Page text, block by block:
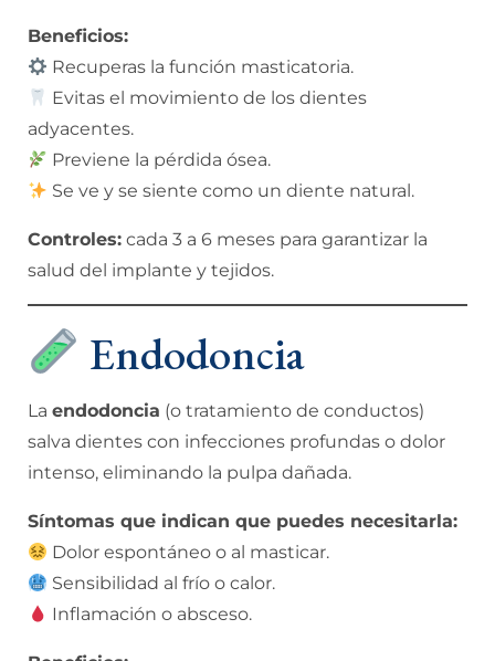
Beneficios:
Recuperas la función masticatoria.
Evitas el movimiento de los dientes
adyacentes.
Previene la pérdida ósea.
Se ve y se siente como un diente natural.
Controles: cada 3 a 6 meses para garantizar la
salud del implante y tejidos.
Endodoncia
La endodoncia (o tratamiento de conductos)
salva dientes con infecciones profundas o dolor
intenso, eliminando la pulpa dañada.
Síntomas que indican que puedes necesitarla:
Dolor espontáneo o al masticar.
Sensibilidad al frío o calor.
Inflamación o absceso.